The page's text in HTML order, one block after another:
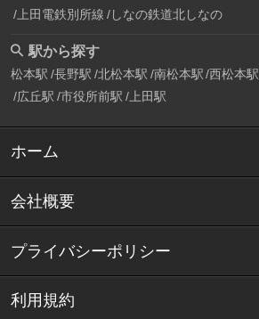
上田電鉄別所線 しなの鉄道北しなの
駅から探す
松本駅 長野駅 北松本駅 南松本駅 西松本駅
広丘駅 市役所前駅 上田駅
ホーム
会社概要
プライバシーポリシー
利用規約